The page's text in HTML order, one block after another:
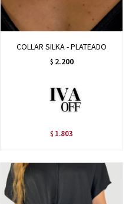
COLLAR SILKA - PLATEADO
$ 2.200
$ 1.803